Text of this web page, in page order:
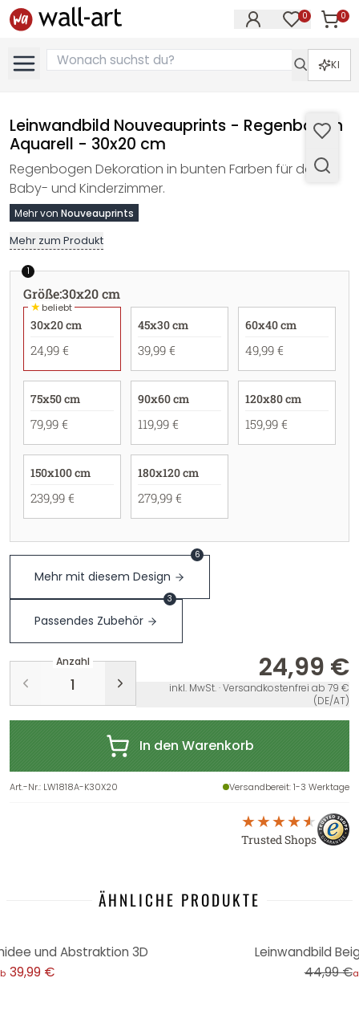
0 0
KI
Leinwandbild Nouveauprints - Regenbogen
Aquarell - 30x20 cm
Regenbogen Dekoration in bunten Farben für das
Baby- und Kinderzimmer.
Mehr von Nouveauprints
Mehr zum Produkt
1
Größe:30x20 cm
★beliebt
30x20 cm
24,99 €
45x30 cm
39,99 €
60x40 cm
49,99 €
75x50 cm
79,99 €
90x60 cm
119,99 €
120x80 cm
159,99 €
150x100 cm
239,99 €
180x120 cm
279,99 €
Mehr mit diesem Design
6
Passendes Zubehör
3
Anzahl 24,99 €
inkl. MwSt. · Versandkostenfrei ab 79 €
(DE/AT)
In den Warenkorb
Art.-Nr.: LW1818A-K30X20 Versandbereit: 1-3 Werktage
Trusted Shops
ÄHNLICHE PRODUKTE
und Abstraktion 3D
39,99 €
Leinwandbild
44,99 €